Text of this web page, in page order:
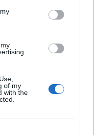
of my
with the